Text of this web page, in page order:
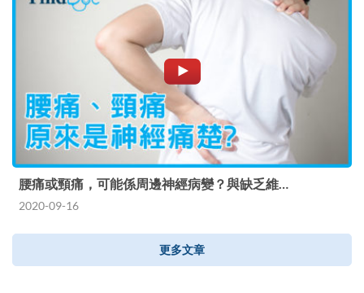
腰痛或頸痛，可能係周邊神經病變？與缺乏維…
2020-09-16
更多文章